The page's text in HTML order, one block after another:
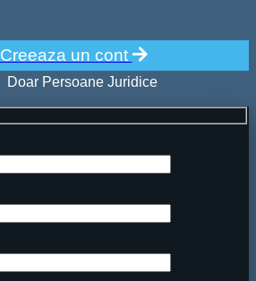
Creeaza un cont
Doar Persoane Juridice